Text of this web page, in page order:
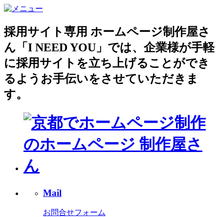
採用サイト専用 ホームページ制作屋さ
ん「I NEED YOU」では、企業様が手軽
に採用サイトを立ち上げることができ
るようお手伝いをさせていただきま
す。
Mail
お問合せフォーム